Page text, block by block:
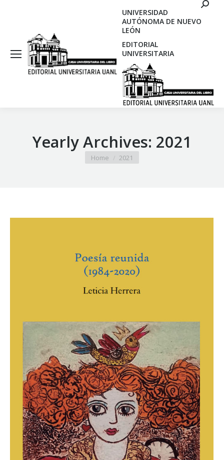
UNIVERSIDAD
AUTÓNOMA DE NUEVO
LEÓN
EDITORIAL
UNIVERSITARIA
Yearly Archives: 2021
You are here:
Home 2021